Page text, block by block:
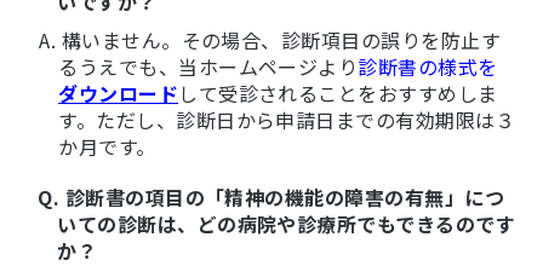
A. 構いません。その場合、診断項目の誤りを防止す
るうえでも、当ホームページより診断書の様式を
ダウンロードして受診されることをおすすめしま
す。ただし、診断日から申請日までの有効期限は３
か月です。
Q. 診断書の項目の「精神の機能の障害の有無」につ
いての診断は、どの病院や診療所でもできるのです
か？